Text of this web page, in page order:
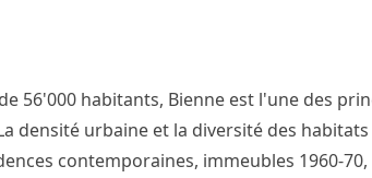
56'000 habitants, Bienne est l'une des
densité urbaine et la diversité des
contemporaines, immeubles 1960-